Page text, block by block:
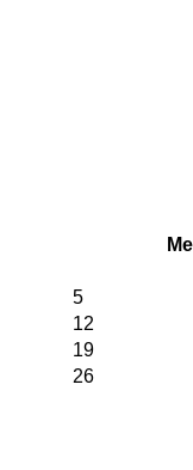
5
12
19
26